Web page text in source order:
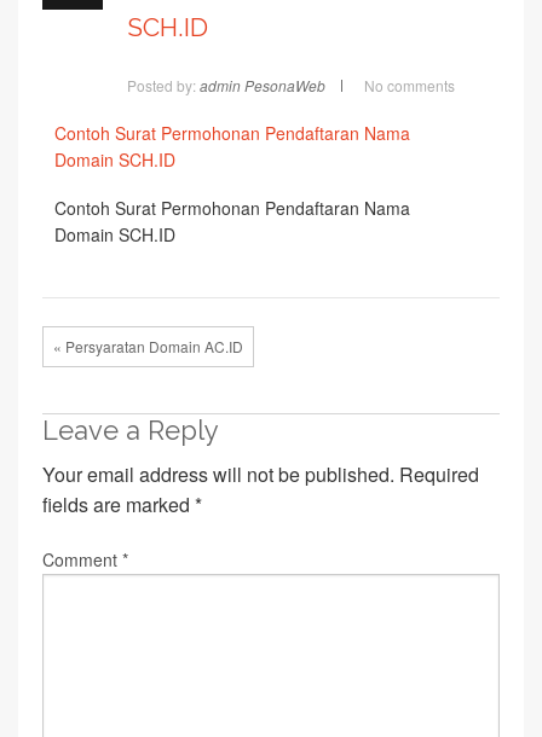
SCH.ID
Posted by: admin PesonaWeb No comments
Contoh Surat Permohonan Pendaftaran Nama
Domain SCH.ID
Contoh Surat Permohonan Pendaftaran Nama
Domain SCH.ID
« Persyaratan Domain AC.ID
Leave a Reply
Your email address will not be published. Required
fields are marked *
Comment *